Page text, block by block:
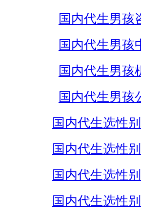
国内代生男孩
国内代生男孩
国内代生男孩
国内代生男孩
国内代生选性
国内代生选性
国内代生选性
国内代生选性